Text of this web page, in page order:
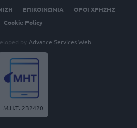
ΕΠΙΚΟΙΝΩΝΙΑ
ΟΡΟΙ ΧΡΗΣΗΣ
Cookie Policy
by Advance Services Web
Μ.Η.Τ. 232420